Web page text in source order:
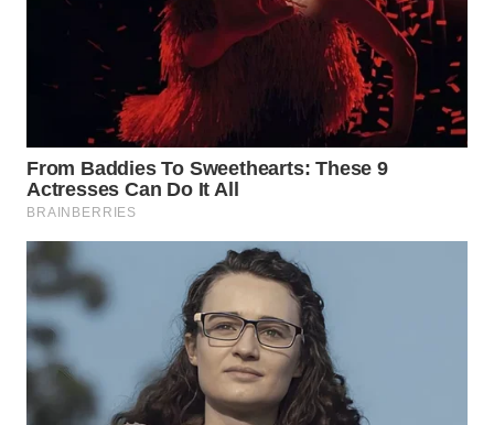
WN
LIKUPANG
WN
LABUANBAJO
WN
BORNEO
Wahana
Group